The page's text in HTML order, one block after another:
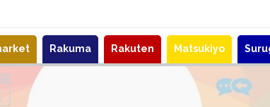
Rakuma Rakuten Matsukiyo